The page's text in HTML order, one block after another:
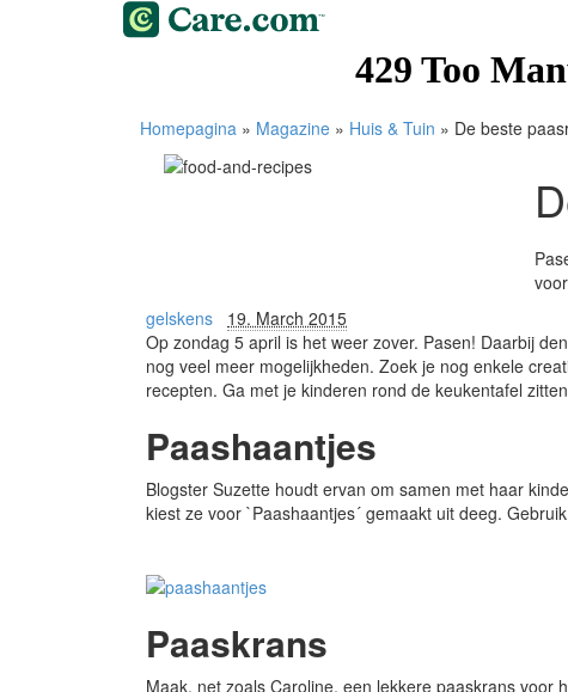
Homepagina » Magazine » Huis & Tuin » De beste
gelskens
19. March 2015
Op zondag 5 april is het weer zover. Pasen! Daarbij
nog veel meer mogelijkheden. Zoek je nog enkele
recepten. Ga met je kinderen rond de keukentafel
Paashaantjes
Blogster Suzette houdt ervan om samen met haar
kiest ze voor `Paashaantjes´ gemaakt uit deeg.
Paaskrans
Maak, net zoals Caroline, een lekkere paaskrans voor